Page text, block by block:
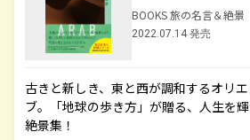
BOOKS 旅の名言＆絶景
2022.07.14 発売
古きと新しき、東と西が調和するオリ
ブ。「地球の歩き方」が贈る、人生を
絶景集！